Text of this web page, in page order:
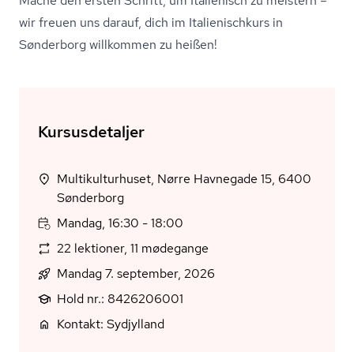
wir freuen uns darauf, dich im Ita­li­e­ni­s­ch­kurs in
Sønderborg willkommen zu heißen!
Kursusdetaljer
Multikulturhuset, Nørre Havnegade 15, 6400
Sønderborg
Mandag, 16:30 - 18:00
22 lektioner, 11 mødegange
Mandag 7. september, 2026
Hold nr.: 8426206001
Kontakt: Sydjylland